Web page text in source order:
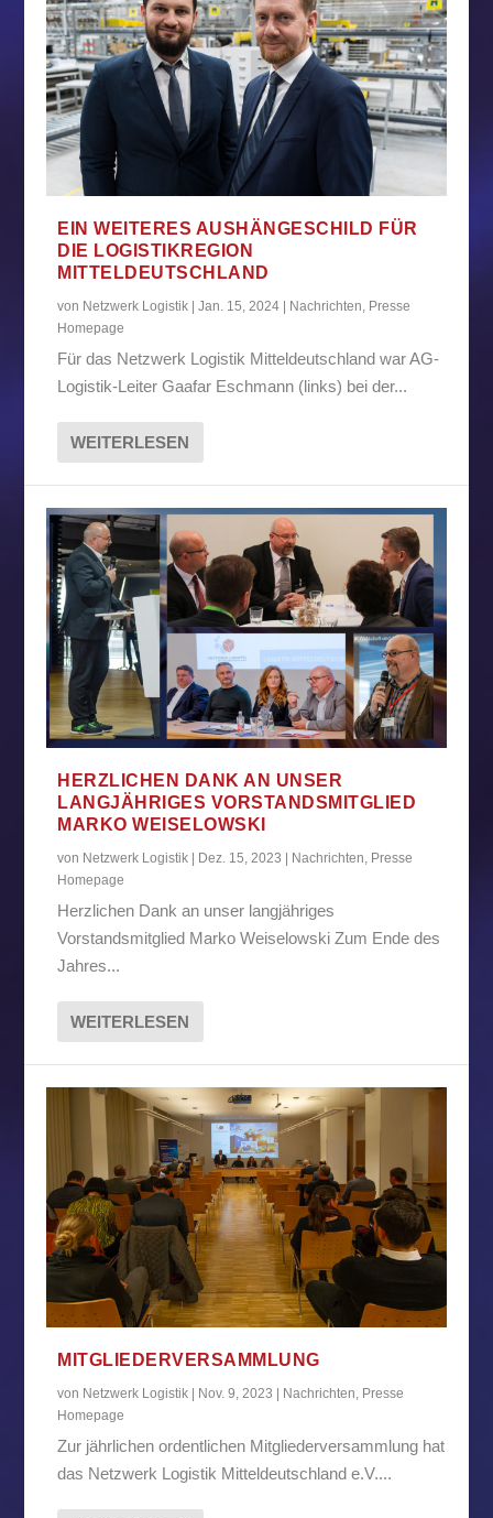
EIN WEITERES AUSHÄNGESCHILD FÜR
DIE LOGISTIKREGION
MITTELDEUTSCHLAND
von Netzwerk Logistik |Jan. 15, 2024 Nachrichten, Presse
Homepage
Für das Netzwerk Logistik Mitteldeutschland war AG-
Logistik-Leiter Gaafar Eschmann (links) bei der...
WEITERLESEN
HERZLICHEN DANK AN UNSER
LANGJÄHRIGES VORSTANDSMITGLIED
MARKO WEISELOWSKI
von Netzwerk Logistik Dez. 15, 2023 Nachrichten, Presse
Homepage
Herzlichen Dank an unser langjähriges
Vorstandsmitglied Marko Weiselowski Zum Ende des
Jahres...
WEITERLESEN
MITGLIEDERVERSAMMLUNG
von Netzwerk Logistik | Nov. 9, 2023 | Nachrichten Presse
Homepage
Zur jährlichen ordentlichen Mitgliederversammlung hat
das Netzwerk Logistik Mitteldeutschland e.V....